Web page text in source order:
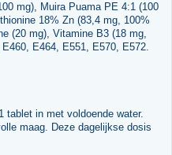
mg), Muira Puama PE 4:1 (100
18% Zn (83,4 mg, 100%
(20 mg), Vitamine B3 (18 mg,
E464, E551, E570, E572.
tablet in met voldoende water.
maag. Deze dagelijkse dosis